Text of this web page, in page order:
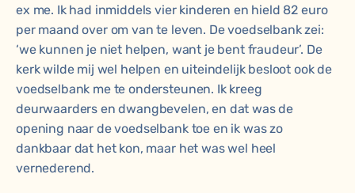
ex me. Ik had inmiddels vier kinderen en hield 82 euro
per maand over om van te leven. De voedselbank zei:
‘we kunnen je niet helpen, want je bent fraudeur’. De
kerk wilde mij wel helpen en uiteindelijk besloot ook de
voedselbank me te ondersteunen. Ik kreeg
deurwaarders en dwangbevelen, en dat was de
opening naar de voedselbank toe en ik was zo
dankbaar dat het kon, maar het was wel heel
vernederend.